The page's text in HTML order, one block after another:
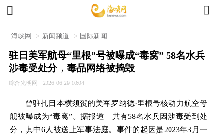
 
海峡网 > 新闻频道 > 国际新闻
驻日美军航母“里根”号被曝成“毒窝” 58名水兵
涉毒受处分，毒品网络被捣毁
综合光明网 2026-06-29 10:04
曾驻扎日本横须贺的美军罗纳德·里根号核动力航空母
舰被曝成为“毒窝”。据报道，共有58名水兵因涉毒受到处
分，其中6人被送上军事法庭。事件的起因是2023年3月一